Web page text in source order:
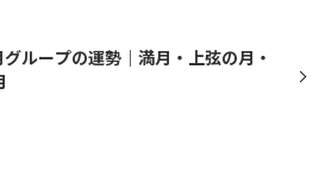
ループの運勢｜満月・上弦の月・